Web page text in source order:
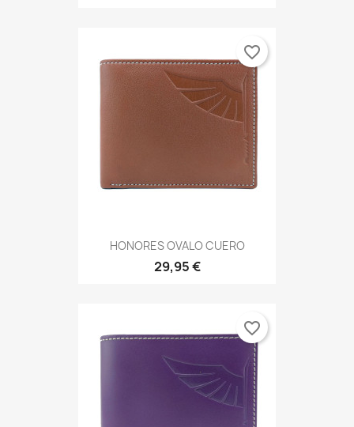
HONORES OVALO CUERO
29,95 €
favorite_border
favorite_border